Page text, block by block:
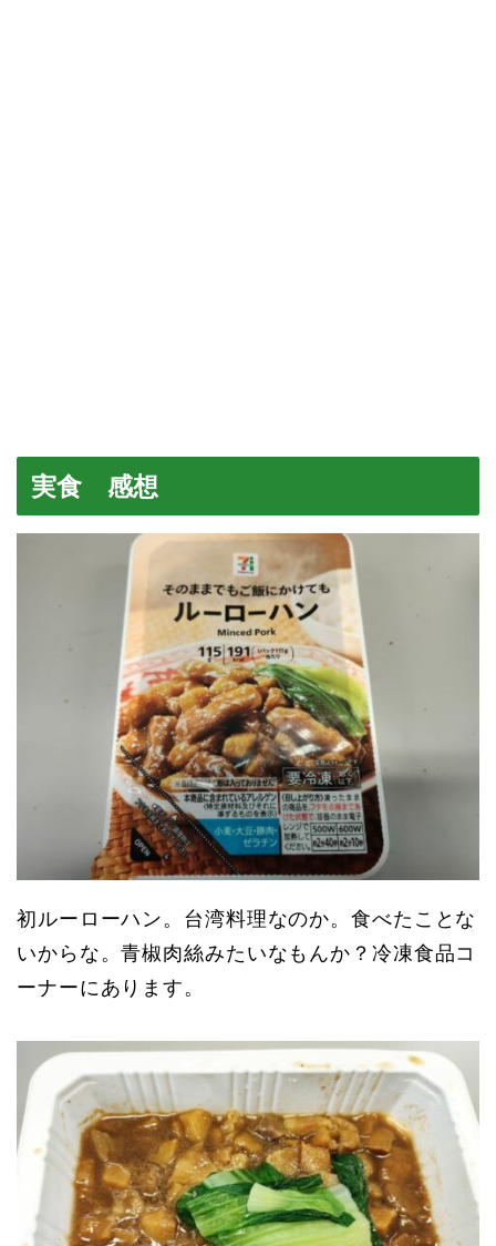
実食 感想
初ルーローハン。台湾料理なのか。食べたことな
いからな。青椒肉絲みたいなもんか？冷凍食品コ
ーナーにあります。